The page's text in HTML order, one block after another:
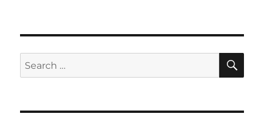
Search
for: